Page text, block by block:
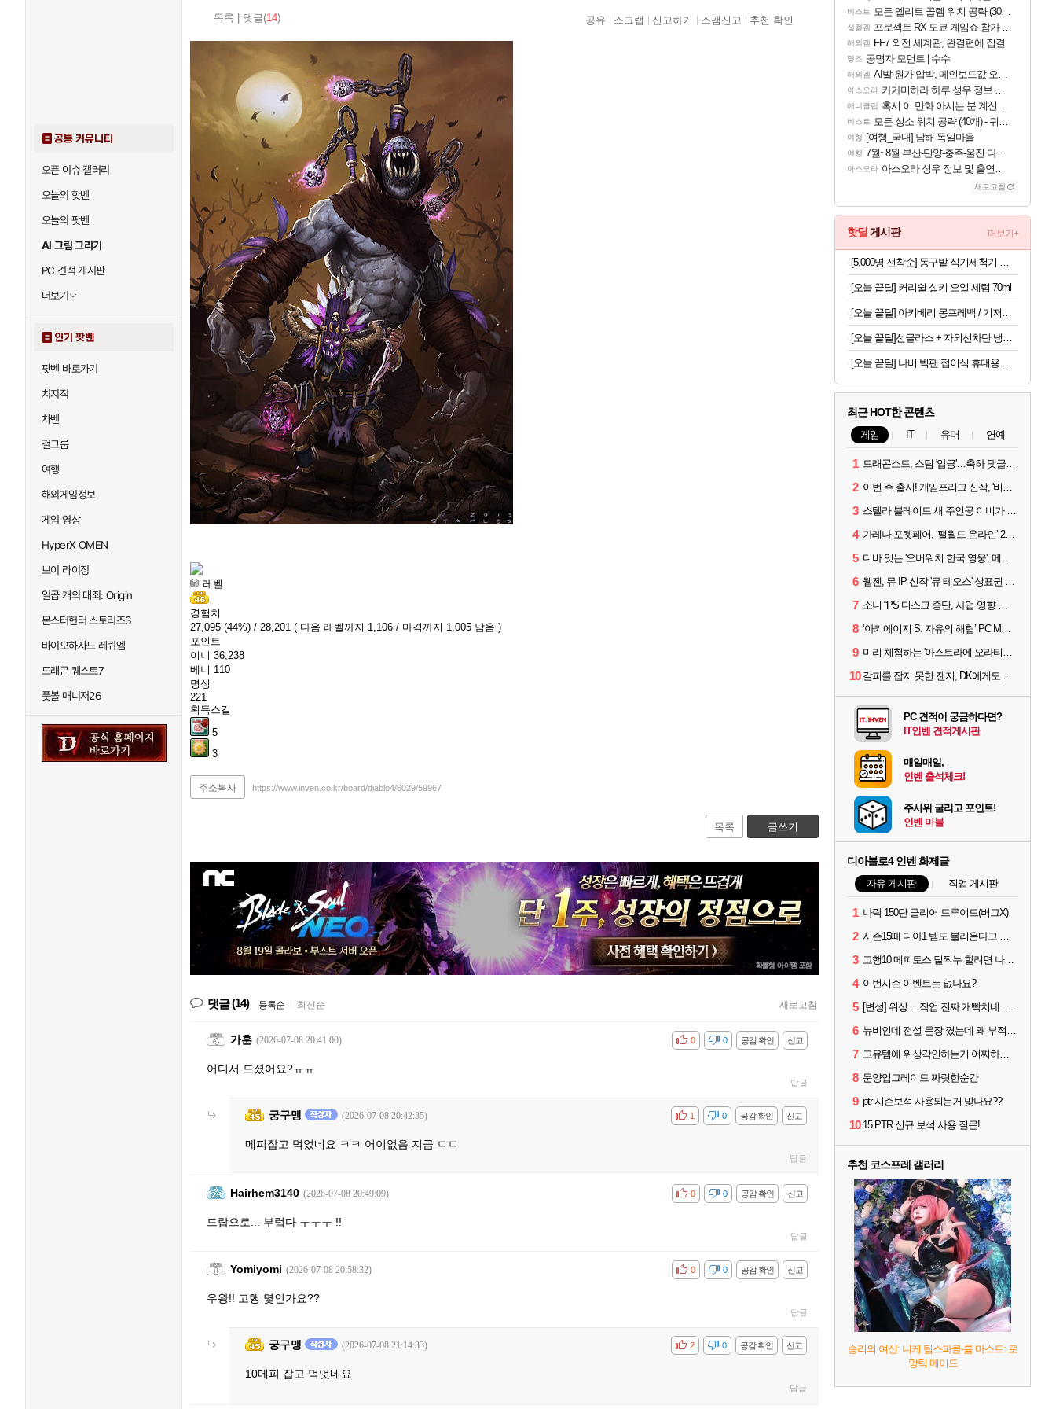
공통 커뮤니티
오픈 이슈 갤러리
오늘의 핫벤
오늘의 팟벤
AI 그림 그리기
PC 견적 게시판
더보기
인기 팟벤
팟벤 바로가기
치지직
차벤
걸그룹
여행
해외게임정보
게임 영상
HyperX OMEN
브이 라이징
일곱 개의 대죄: Origin
몬스터헌터 스토리즈3
바이오하자드 레퀴엠
드래곤 퀘스트7
풋볼 매니저26
목록 댓글(14) 공유 스크랩 신고하기 스팸신고 추천 확인
레벨
경험치
27,095 (44%) / 28,201 ( 다음 레벨까지 1,106 / 마격까지 1,005 남음 )
포인트
이니 36,238
베니 110
명성
221
획득스킬
5
3
주소복사 https://www.inven.co.kr/board/diablo4/6029/59967
목록 글쓰기
댓글(14) 등록순 최신순 새로고침
가훈 (2026-07-08 20:41:00) 신고
공감 확인
비공감 0
0
어디서 드셨어요?ㅠㅠ
답글
궁구맹 (2026-07-08 20:42:35) 신고
공감 확인
비공감 0
1
메피잡고 먹었네요 ㅋㅋ 어이없음 지금 ㄷㄷ
답글
Hairhem3140 (2026-07-08 20:49:09) 신고
공감 확인
비공감 0
0
드랍으로... 부럽다 ㅜㅜㅜ !!
답글
Yomiyomi (2026-07-08 20:58:32) 신고
공감 확인
비공감 0
0
우왕!! 고행 몇인가요??
답글
궁구맹 (2026-07-08 21:14:33) 신고
공감 확인
비공감 0
2
10메피 잡고 먹엇네요
답글
비스트 모든 엘리트 골렘 위치 공략 (30개) - 방랑 결투가
섭컬겜 프로젝트 RX 도쿄 게임쇼 참가 결정
해외겜 FF7 외전 세계관, 완결편에 집결
명조 공명자 모먼트 | 수수
해외겜 AI발 원가 압박, 메인보드값 오르나
아스오라 카가미하라 하루 성우 정보 및 주요 필모
애니클립 혹시 이 만화 아시는 분 계신가요
비스트 모든 성소 위치 공략 (40개) - 귀환한 영혼 도전과제
여행 [여행_국내] 남해 독일마을
여행 7월~8월 부산-단양-충주-울진 다녀왔어요~
아스오라 아스오라 성우 정보 및 출연작 모음
새로고침
핫딜 게시판 더보기+
[오늘 끝딜] 커리쉴 실키 오일 세럼 70ml
[오늘 끝딜] 나비 빅팬 접이식 휴대용 손 선풍기 저소음 BLDC 모터 4000mAh 샌드 카키
최근 HOT한 콘텐츠
게임 IT 유머 연예
1 드래곤소드, 스팀 '압긍'…축하 댓글 달고 게임 코드 받자!
2 이번 주 출시! 게임프리크 신작, '비스트 오브 리인카네이션'
3 스텔라 블레이드 새 주인공 이비가 부릅니다, 'Wanna be in LOVE' 뮤비 공개
4 가레나·포켓페어, ‘팰월드 온라인’ 2026년 출시 예고
5 디바 잇는 '오버워치 한국 영웅', 메카 파일럿 디몬 나온다
6 웹젠, 뮤 IP 신작 '뮤 테오스' 상표권 출원
7 소니 “PS 디스크 중단, 사업 영향 없다”
8 ‘아키에이지 S: 자유의 해협’ PC MMORPG로 개발한다
9 미리 체험하는 '아스트라에 오라티오'...NC, 8/19부터 CBT 참가자 모집
10 갈피를 잡지 못한 젠지, DK에게도 0:2 패배
PC 견적이 궁금하다면?
IT인벤 견적게시판
매일매일,
인벤 출석체크!
주사위 굴리고 포인트!
인벤 마블
디아블로4 인벤 화제글
자유 게시판 직업 게시판
1 나락 150단 클리어 드루이드(버그X)
2 시즌15때 디아1 템도 불러온다고 해서
3 고행10 메피토스 딜찍누 할려면 나락 몇단계 까지 가야하나요?
4 이번시즌 이벤트는 없나요?
5 [변성] 위상.....작업 진짜 개빡치네......
6 뉴비인데 전설 문장 꼈는데 왜 부적 3개밖에 못낌?
7 고유템에 위상각인하는거 어찌하는건가요?
8 문양업그레이드 짜릿한순간
9 ptr 시즌보석 사용되는거 맞나요??
10 15 PTR 신규 보석 사용 질문!
추천 코스프레 갤러리
승리의 여신: 니케 팀스파클-륨 마스트: 로
망틱 메이드